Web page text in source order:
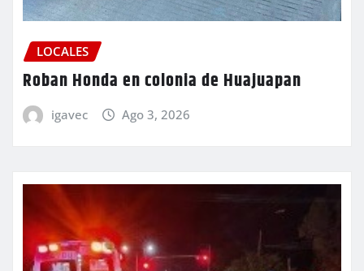
LOCALES
Roban Honda en colonia de Huajuapan
igavec Ago 3, 2026